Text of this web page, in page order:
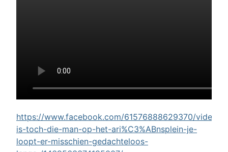
https://www.facebook.com/61576888629370/videos/
is-toch-die-man-op-het-ari%C3%ABnsplein-je-
loopt-er-misschien-gedachteloos-